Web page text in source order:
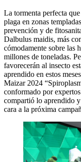
La tormenta perfecta
plaga en zonas
prevención y de
Dalbulus maidis, más
cómodamente sobre las
millones de toneladas.
favorecerán al insecto
aprendido en estos
Maizar 2024
conformado por
compartió lo aprendido
cara a la próxima